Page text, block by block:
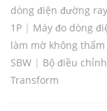
dòng điện đường
1P | Máy đo dòng
làm mờ không
SBW | Bộ điều
Transform